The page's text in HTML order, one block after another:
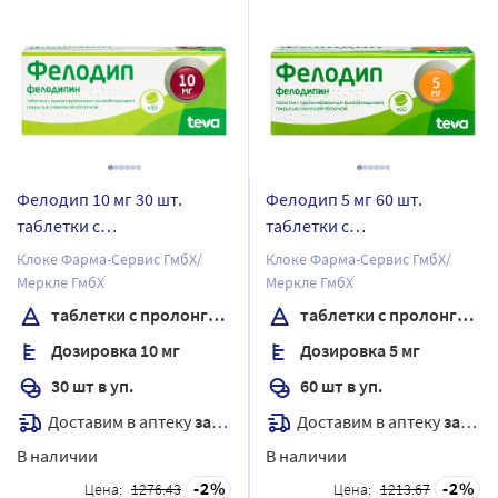
Фелодип 10 мг 30 шт.
таблетки с
пролонгированным
высвобождением,
покрытые пленочной
оболочкой
Клоке Фарма-Сервис ГмбХ/
Меркле ГмбХ
таблетки с пролонгированным высвобождением, покрытые пленочной оболочкой
Дозировка 10 мг
30 шт в уп.
Доставим в аптекузавтра
В наличии
Цена: 1276.43 2
Фелодип 5 мг 60 шт.
таблетки с
пролонгированным
высвобождением,
покрытые пленочной
оболочкой
Клоке Фарма-Сервис ГмбХ/
Меркле ГмбХ
таблетки с пролонгированным высвобождением, покрытые пленочной оболочкой
Дозировка 5 мг
60 шт в уп.
Доставим в аптекузавтра
В наличии
Цена: 1213.67 2